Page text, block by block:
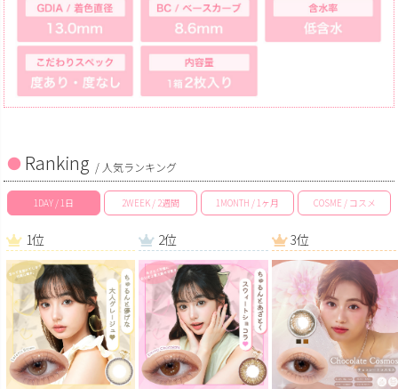
Ranking / 人気ランキング
1DAY / 1日 2WEEK / 2週間 1MONTH / 1ヶ月 COSME / コスメ
1位 2位 3位